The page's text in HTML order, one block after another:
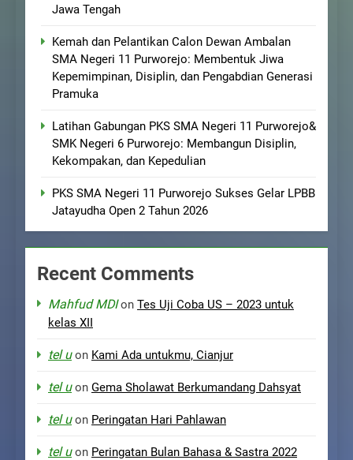
Jawa Tengah
Kemah dan Pelantikan Calon Dewan Ambalan
SMA Negeri 11 Purworejo: Membentuk Jiwa
Kepemimpinan, Disiplin, dan Pengabdian Generasi
Pramuka
Latihan Gabungan PKS SMA Negeri 11 Purworejo&
SMK Negeri 6 Purworejo: Membangun Disiplin,
Kekompakan, dan Kepedulian
PKS SMA Negeri 11 Purworejo Sukses Gelar LPBB
Jatayudha Open 2 Tahun 2026
Recent Comments
Mahfud MDIon Tes Uji Coba US – 2023 untuk
kelas XII
tel uon Kami Ada untukmu, Cianjur
tel uon Gema Sholawat Berkumandang Dahsyat
tel uon Peringatan Hari Pahlawan
tel uon Peringatan Bulan Bahasa & Sastra 2022